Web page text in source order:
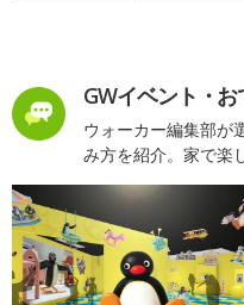
GWイベント・お
ウォーカー編集部が
み方を紹介。家で楽